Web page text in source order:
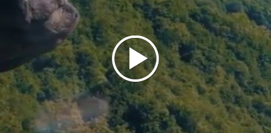
Infine, un ultimo consiglio: prima di partire,
verificate sempre , basta una telefonata,se la
vostra meta è effettivamente raggiungibile, il
ristorante scelto è aperto e prenotabile, il museo
pronto ad accogliere i visitatori. Eviterete delusioni,
ottimizzerete gli spostamenti e riuscirete a
rispettare naturalmente e con tranquillità le cautele
ancora necessarie per muoversi in tutta sicurezza.